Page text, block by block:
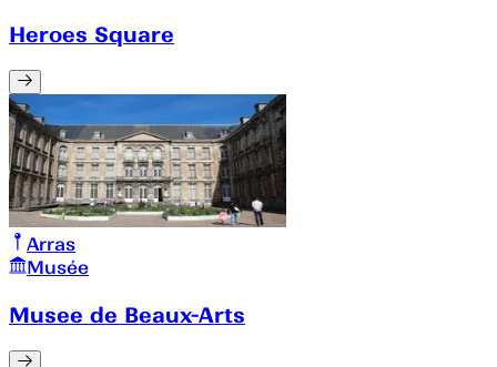
Heroes Square
Arras
Musée
Musee de Beaux-Arts